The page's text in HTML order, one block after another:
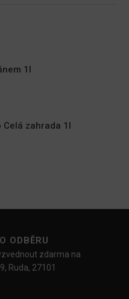
1l
Celá zahrada 1l
ODBĚRU
zdarma na
Ruda, 27101